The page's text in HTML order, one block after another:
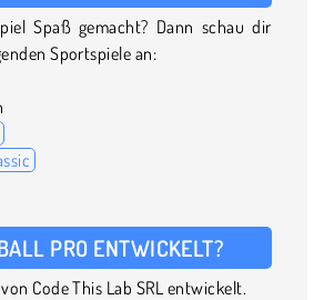
Spaß gemacht? Dann schau dir
Sportspiele an:
PRO ENTWICKELT?
Code This Lab SRL entwickelt.